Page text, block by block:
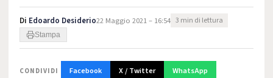
Di Edoardo Desiderio22 Maggio 2021 – 16:54 3 min di lettura
Stampa
CONDIVIDI Facebook X / Twitter WhatsApp